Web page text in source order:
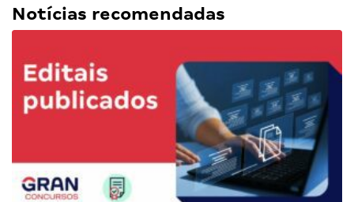
Notícias recomendadas